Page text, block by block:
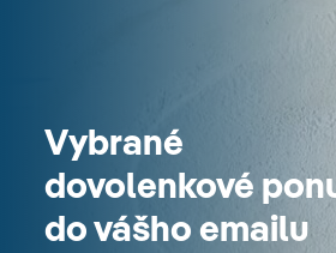
Vybrané
dovolenkové
do vášho emailu